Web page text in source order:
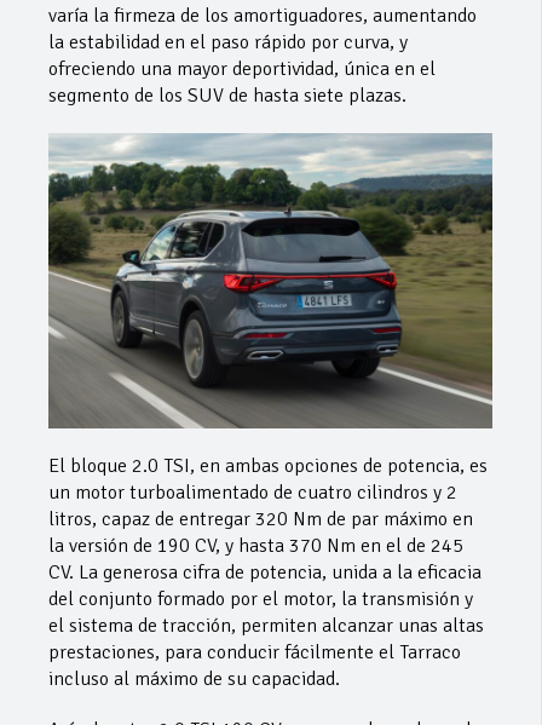
varía la firmeza de los amortiguadores, aumentando
la estabilidad en el paso rápido por curva, y
ofreciendo una mayor deportividad, única en el
segmento de los SUV de hasta siete plazas.
El bloque 2.0 TSI, en ambas opciones de potencia, es
un motor turboalimentado de cuatro cilindros y 2
litros, capaz de entregar 320 Nm de par máximo en
la versión de 190 CV, y hasta 370 Nm en el de 245
CV. La generosa cifra de potencia, unida a la eficacia
del conjunto formado por el motor, la transmisión y
el sistema de tracción, permiten alcanzar unas altas
prestaciones, para conducir fácilmente el Tarraco
incluso al máximo de su capacidad.